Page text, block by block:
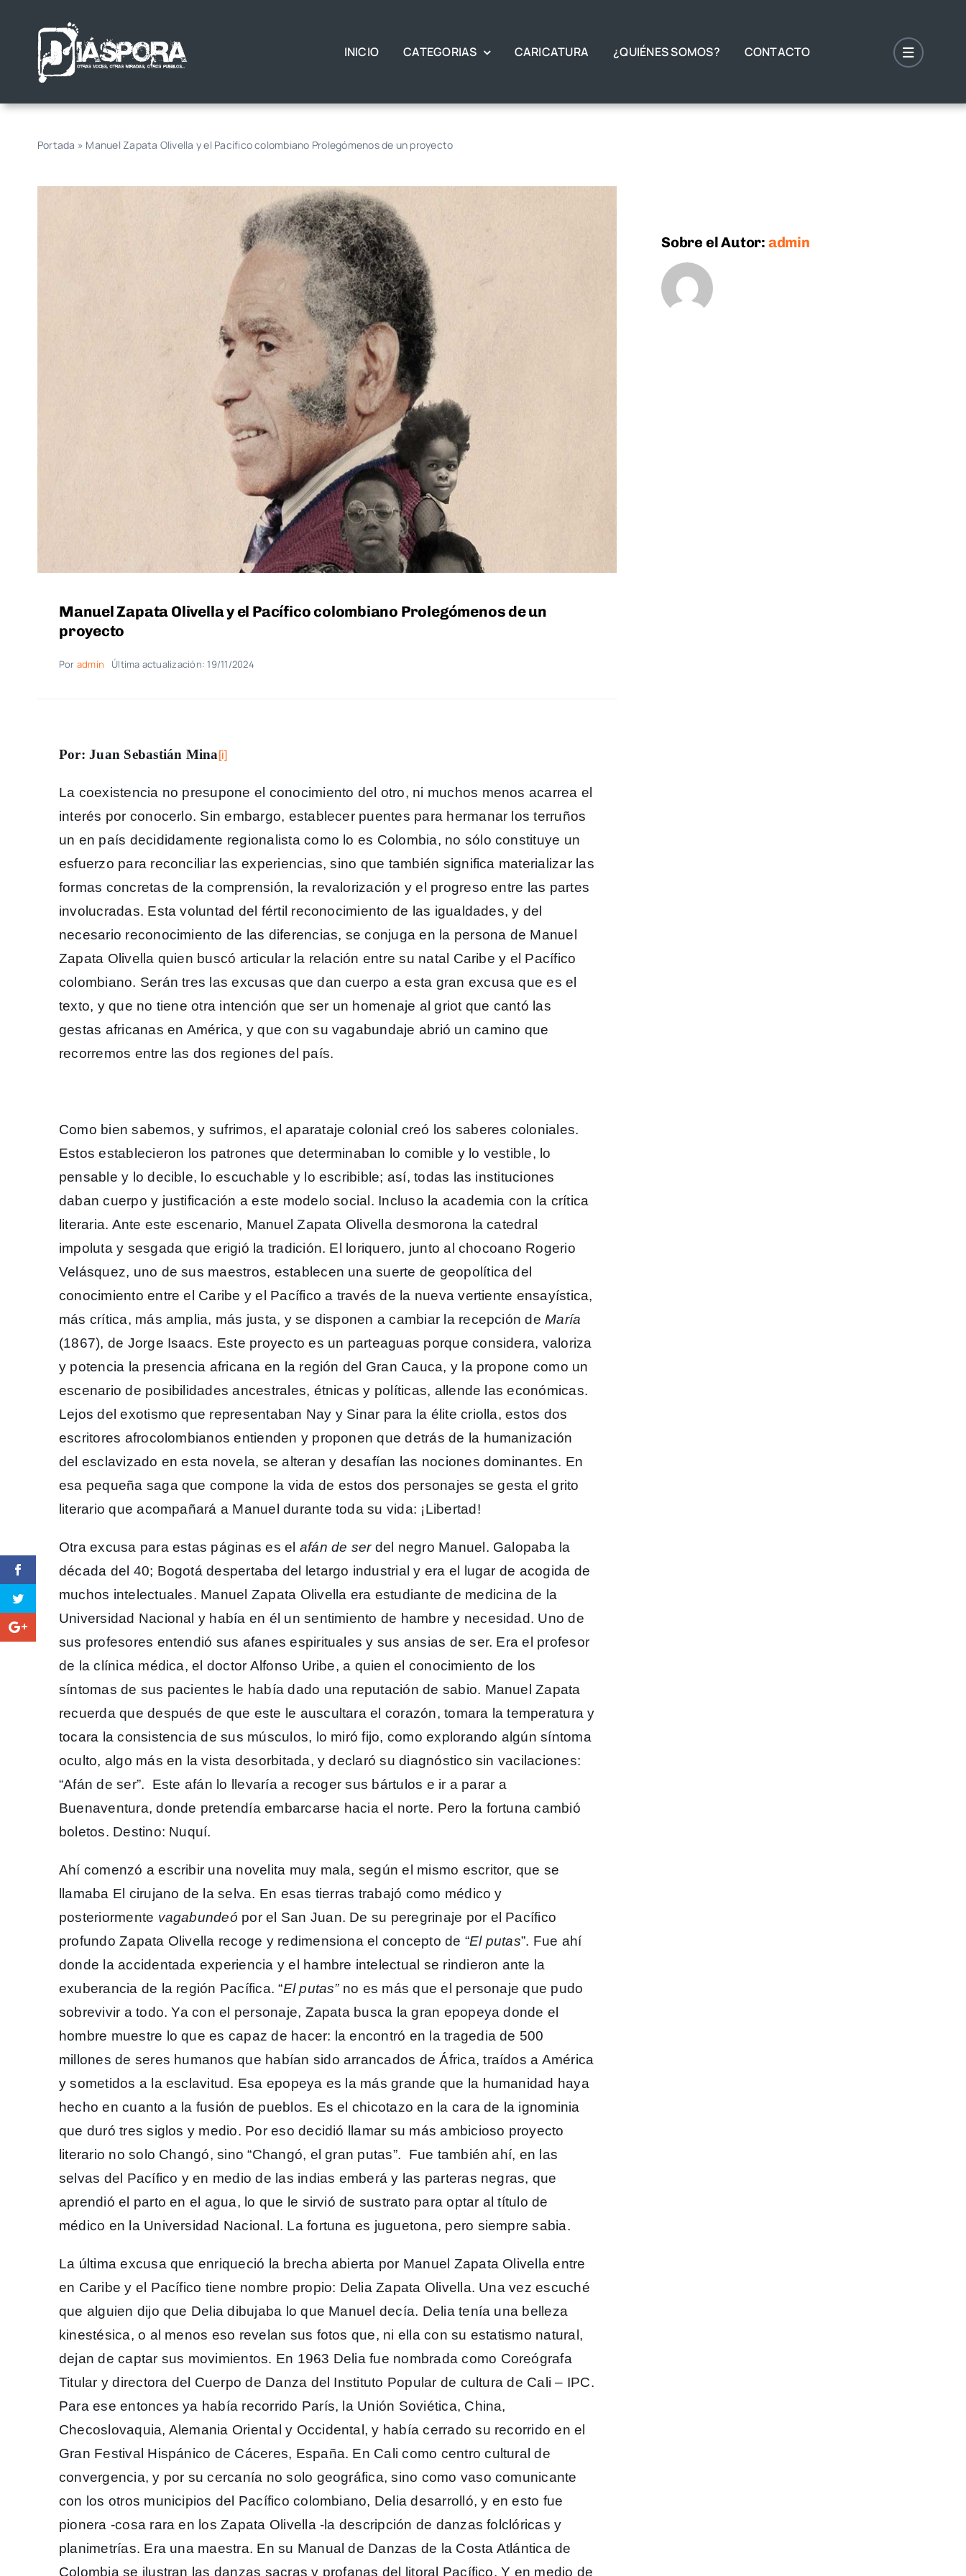
contenido
INICIO CATEGORIAS CARICATURA ¿QUIÉNES SOMOS? CONTACTO
Portada » Manuel Zapata Olivella y el Pacífico colombiano Prolegómenos de un proyecto
Manuel Zapata Olivella y el Pacífico colombiano Prolegómenos de un
proyecto
Por admin Última actualización: 19/11/2024
Por: Juan Sebastián Mina [i]
La coexistencia no presupone el conocimiento del otro, ni muchos menos acarrea el
interés por conocerlo. Sin embargo, establecer puentes para hermanar los terruños
un en país decididamente regionalista como lo es Colombia, no sólo constituye un
esfuerzo para reconciliar las experiencias, sino que también significa materializar las
formas concretas de la comprensión, la revalorización y el progreso entre las partes
involucradas. Esta voluntad del fértil reconocimiento de las igualdades, y del
necesario reconocimiento de las diferencias, se conjuga en la persona de Manuel
Zapata Olivella quien buscó articular la relación entre su natal Caribe y el Pacífico
colombiano. Serán tres las excusas que dan cuerpo a esta gran excusa que es el
texto, y que no tiene otra intención que ser un homenaje al griot que cantó las
gestas africanas en América, y que con su vagabundaje abrió un camino que
recorremos entre las dos regiones del país.
Como bien sabemos, y sufrimos, el aparataje colonial creó los saberes coloniales.
Estos establecieron los patrones que determinaban lo comible y lo vestible, lo
pensable y lo decible, lo escuchable y lo escribible; así, todas las instituciones
daban cuerpo y justificación a este modelo social. Incluso la academia con la crítica
literaria. Ante este escenario, Manuel Zapata Olivella desmorona la catedral
impoluta y sesgada que erigió la tradición. El loriquero, junto al chocoano Rogerio
Velásquez, uno de sus maestros, establecen una suerte de geopolítica del
conocimiento entre el Caribe y el Pacífico a través de la nueva vertiente ensayística,
más crítica, más amplia, más justa, y se disponen a cambiar la recepción deMaría
(1867), de Jorge Isaacs. Este proyecto es un parteaguas porque considera, valoriza
y potencia la presencia africana en la región del Gran Cauca, y la propone como un
escenario de posibilidades ancestrales, étnicas y políticas, allende las económicas.
Lejos del exotismo que representaban Nay y Sinar para la élite criolla, estos dos
escritores afrocolombianos entienden y proponen que detrás de la humanización
del esclavizado en esta novela, se alteran y desafían las nociones dominantes. En
esa pequeña saga que compone la vida de estos dos personajes se gesta el grito
literario que acompañará a Manuel durante toda su vida: ¡Libertad!
Otra excusa para estas páginas es el afán de serdel negro Manuel. Galopaba la
década del 40; Bogotá despertaba del letargo industrial y era el lugar de acogida de
muchos intelectuales. Manuel Zapata Olivella era estudiante de medicina de la
Universidad Nacional y había en él un sentimiento de hambre y necesidad. Uno de
sus profesores entendió sus afanes espirituales y sus ansias de ser. Era el profesor
de la clínica médica, el doctor Alfonso Uribe, a quien el conocimiento de los
síntomas de sus pacientes le había dado una reputación de sabio. Manuel Zapata
recuerda que después de que este le auscultara el corazón, tomara la temperatura y
tocara la consistencia de sus músculos, lo miró fijo, como explorando algún síntoma
oculto, algo más en la vista desorbitada, y declaró su diagnóstico sin vacilaciones:
“Afán de ser”. Este afán lo llevaría a recoger sus bártulos e ir a parar a
Buenaventura, donde pretendía embarcarse hacia el norte. Pero la fortuna cambió
boletos. Destino: Nuquí.
Ahí comenzó a escribir una novelita muy mala, según el mismo escritor, que se
llamaba El cirujano de la selva. En esas tierras trabajó como médico y
posteriormente vagabundeó por el San Juan. De su peregrinaje por el Pacífico
profundo Zapata Olivella recoge y redimensiona el concepto de “El putas”. Fue ahí
donde la accidentada experiencia y el hambre intelectual se rindieron ante la
exuberancia de la región Pacífica. “El putas”no es más que el personaje que pudo
sobrevivir a todo. Ya con el personaje, Zapata busca la gran epopeya donde el
hombre muestre lo que es capaz de hacer: la encontró en la tragedia de 500
millones de seres humanos que habían sido arrancados de África, traídos a América
y sometidos a la esclavitud. Esa epopeya es la más grande que la humanidad haya
hecho en cuanto a la fusión de pueblos. Es el chicotazo en la cara de la ignominia
que duró tres siglos y medio. Por eso decidió llamar su más ambicioso proyecto
literario no solo Changó, sino “Changó, el gran putas”. Fue también ahí, en las
selvas del Pacífico y en medio de las indias emberá y las parteras negras, que
aprendió el parto en el agua, lo que le sirvió de sustrato para optar al título de
médico en la Universidad Nacional. La fortuna es juguetona, pero siempre sabia.
La última excusa que enriqueció la brecha abierta por Manuel Zapata Olivella entre
en Caribe y el Pacífico tiene nombre propio: Delia Zapata Olivella. Una vez escuché
que alguien dijo que Delia dibujaba lo que Manuel decía. Delia tenía una belleza
kinestésica, o al menos eso revelan sus fotos que, ni ella con su estatismo natural,
dejan de captar sus movimientos. En 1963 Delia fue nombrada como Coreógrafa
Titular y directora del Cuerpo de Danza del Instituto Popular de cultura de Cali – IPC.
Para ese entonces ya había recorrido París, la Unión Soviética, China,
Checoslovaquia, Alemania Oriental y Occidental, y había cerrado su recorrido en el
Gran Festival Hispánico de Cáceres, España. En Cali como centro cultural de
convergencia, y por su cercanía no solo geográfica, sino como vaso comunicante
con los otros municipios del Pacífico colombiano, Delia desarrolló, y en esto fue
pionera -cosa rara en los Zapata Olivella -la descripción de danzas folclóricas y
planimetrías. Era una maestra. En su Manual de Danzas de la Costa Atlántica de
Colombia se ilustran las danzas sacras y profanas del litoral Pacífico. Y en medio de
Sobre el Autor: admin